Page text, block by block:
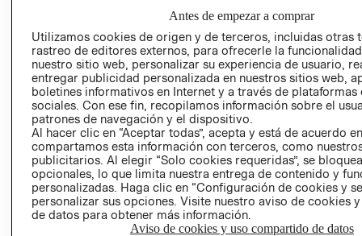
SOCIAL
PRENSA
RELACIÓN CON
INVERSIONISTAS
POLÍTICA
EMPRESARIAL
TIENDAS
- RETIRO EN
TIENDA
TÉRMINOS Y
CONDICIONES
AVISO DE
PRIVACIDAD
GIFT CARD
AVISO DE
COOKIES
Antes de empezar a comprar
Utilizamos cookies de origen y de terceros, incluidas otras
rastreo de editores externos, para ofrecerle la
nuestro sitio web, personalizar su experiencia de usuario,
entregar publicidad personalizada en nuestros sitios web,
boletines informativos en Internet y a través de plataformas
sociales. Con ese fin, recopilamos información sobre el
patrones de navegación y el dispositivo.
Al hacer clic en “Aceptar todas”, acepta y está de acuerdo
compartamos esta información con terceros, como
publicitarios. Al elegir “Solo cookies requeridas”, se
opcionales, lo que limita nuestra entrega de contenido y
personalizadas. Haga clic en “Configuración de cookies y
personalizar sus opciones. Visite nuestro aviso de cookies
de datos para obtener más información.
Aviso de cookies y uso compartido de datos